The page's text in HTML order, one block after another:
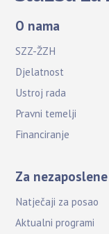
O nama
SZZ-ŽZH
Djelatnost
Ustroj rada
Pravni temelji
Financiranje
Za nezaposlene
Natječaji za posao
Aktualni programi